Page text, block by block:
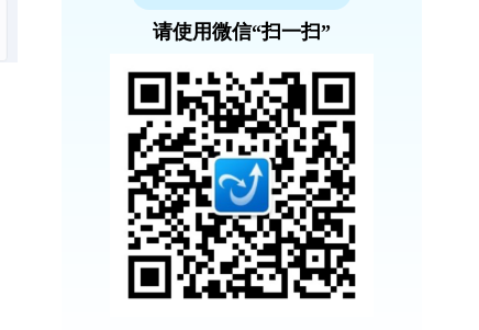
请使用微信“扫一扫”